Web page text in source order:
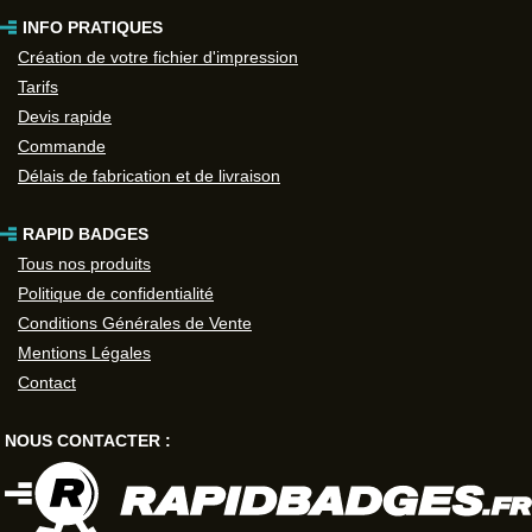
INFO PRATIQUES
Création de votre fichier d'impression
Tarifs
Devis rapide
Commande
Délais de fabrication et de livraison
RAPID BADGES
Tous nos produits
Politique de confidentialité
Conditions Générales de Vente
Mentions Légales
Contact
NOUS CONTACTER :